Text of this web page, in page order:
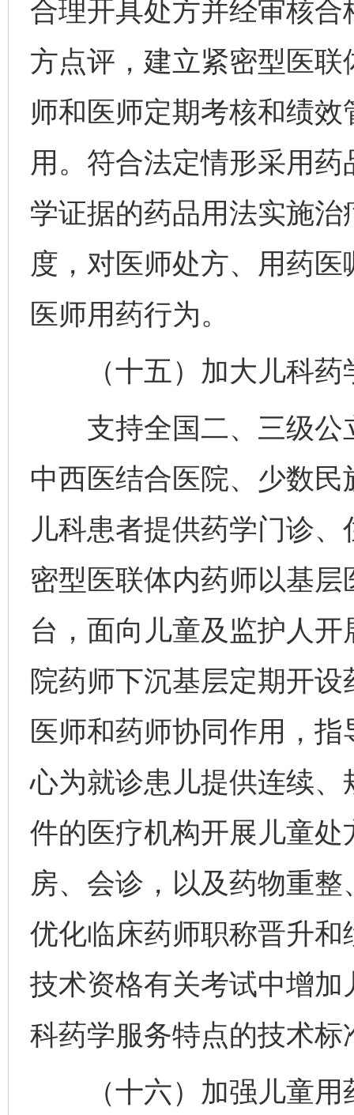
合理开具处方并经审核
方点评，建立紧密型医
师和医师定期考核和绩
用。符合法定情形采用
学证据的药品用法实施
度，对医师处方、用药
医师用药行为。
（十五）加大儿科药
支持全国二、三级公
中西医结合医院、少数
儿科患者提供药学门诊
密型医联体内药师以基
台，面向儿童及监护人
院药师下沉基层定期开
医师和药师协同作用，
心为就诊患儿提供连续
件的医疗机构开展儿童
房、会诊，以及药物重
优化临床药师职称晋升
技术资格有关考试中增
科药学服务特点的技术标
（十六）加强儿童用